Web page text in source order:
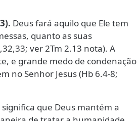
Deus fará aquilo que Ele tem
quanto as suas
ver 2Tm 2.13 nota). A
e grande medo de condenação
no Senhor Jesus (Hb 6.4-8;
significa que Deus mantém a